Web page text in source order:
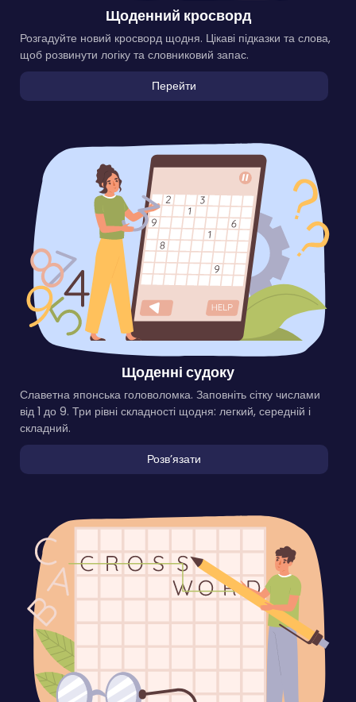
Щоденний кросворд
Розгадуйте новий кросворд щодня. Цікаві підказки та слова,
щоб розвинути логіку та словниковий запас.
Перейти
Щоденні судоку
Славетна японська головоломка. Заповніть сітку числами
від 1 до 9. Три рівні складності щодня: легкий, середній і
складний.
Розвʼязати